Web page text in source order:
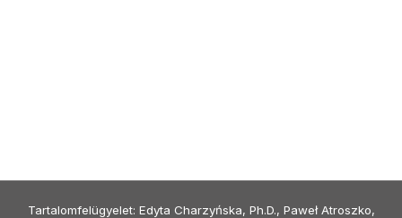
Tartalomfelügyelet: Edyta Charzyńska, Ph.D., Paweł Atroszko,